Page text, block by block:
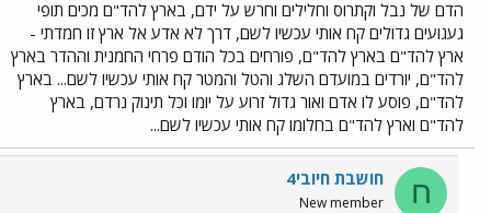
הדם של נבל וקתרוס וחלילים וחרש על ידם, בארץ להד"ם מכים תופי
געגועים גדולים קח אותי עכשיו לשם, דרך לא אדע אל ארץ זו חמדתי -
ארץ להד"ם בארץ להד"ם, פורחים בכל הודם פרחי החמנית וההדר בארץ
להד"ם, יורדים במועדם השלג והטל והמטר קח אותי עכשיו לשם... בארץ
להד"ם, פוסע לו אדם ואור גדול זרוע על יומו וכל תינוק נרדם, בארץ
להד"ם וארץ להד"ם בחלומו קח אותי עכשיו לשם...
ח חושבת חיובי4
New member